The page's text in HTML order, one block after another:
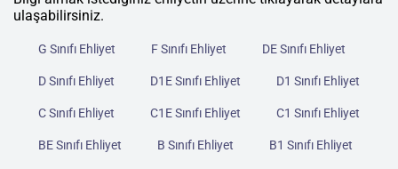
ulaşabilirsiniz.
G Sınıfı Ehliyet F Sınıfı Ehliyet DE Sınıfı Ehliyet
D Sınıfı Ehliyet D1E Sınıfı Ehliyet D1 Sınıfı Ehliyet
C Sınıfı Ehliyet C1E Sınıfı Ehliyet C1 Sınıfı Ehliyet
BE Sınıfı Ehliyet B Sınıfı Ehliyet B1 Sınıfı Ehliyet